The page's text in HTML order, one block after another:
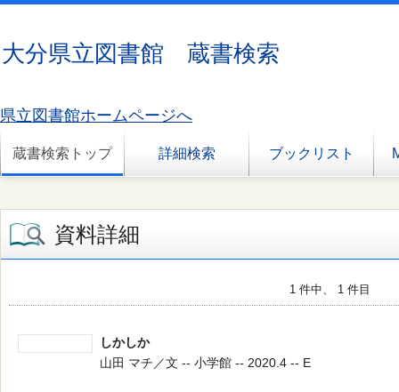
大分県立図書館 蔵書検索
県立図書館ホームページへ
蔵書検索トップ 詳細検索 ブックリスト
資料詳細
1 件中、 1 件目
しかしか
山田 マチ／文 -- 小学館 -- 2020.4 -- E